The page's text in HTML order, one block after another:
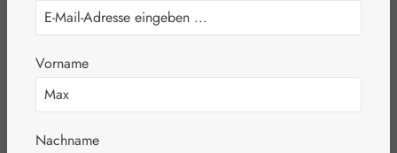
Bildergalerie überspringen
Vorname
Nachname